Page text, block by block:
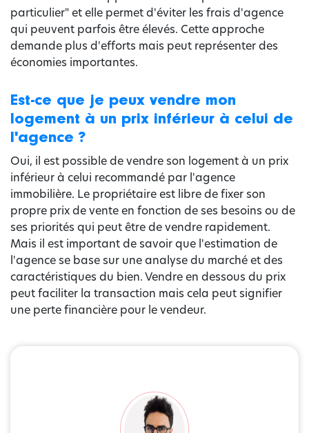
particulier" et elle permet d'éviter les frais d'agence
qui peuvent parfois être élevés. Cette approche
demande plus d'efforts mais peut représenter des
économies importantes.
Est-ce que je peux vendre mon
logement à un prix inférieur à celui de
l'agence ?
Oui, il est possible de vendre son logement à un prix
inférieur à celui recommandé par l'agence
immobilière. Le propriétaire est libre de fixer son
propre prix de vente en fonction de ses besoins ou de
ses priorités qui peut être de vendre rapidement.
Mais il est important de savoir que l'estimation de
l'agence se base sur une analyse du marché et des
caractéristiques du bien. Vendre en dessous du prix
peut faciliter la transaction mais cela peut signifier
une perte financière pour le vendeur.